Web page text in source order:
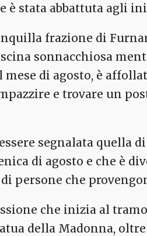
è stata abbattuta agli
frazione di
sonnacchiosa
di agosto, è
e trovare un
segnalata quella di
di agosto e che è
persone che
che inizia al
della Madonna, oltre